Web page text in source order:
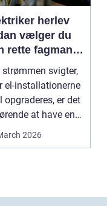
herlev
vælger du
rette fagmand
el-opgaver
strømmen svigter,
el-installationerne
opgraderes, er det
at have en
2026